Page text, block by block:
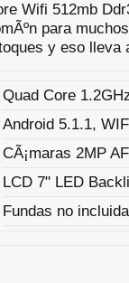
Wifi 512mb
para
y eso lleva
Quad Core
Android 5.1.1,
CÃ¡maras 2MP
LCD 7" LED
Fundas no